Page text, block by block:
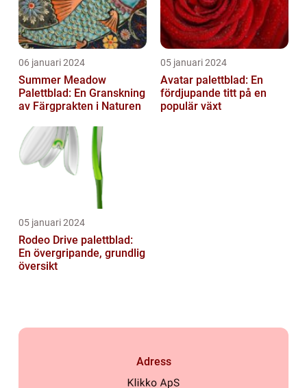
06 januari 2024
Summer Meadow
Palettblad: En Granskning
av Färgprakten i Naturen
05 januari 2024
Avatar palettblad: En
fördjupande titt på en
populär växt
05 januari 2024
Rodeo Drive palettblad:
En övergripande, grundlig
översikt
Adress